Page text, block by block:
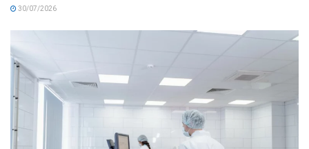
30/07/2026